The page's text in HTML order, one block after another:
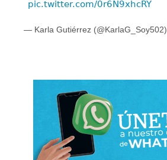
pic.twitter.com/0r6N9xhcRY
— Karla Gutiérrez (@KarlaG_Soy502)